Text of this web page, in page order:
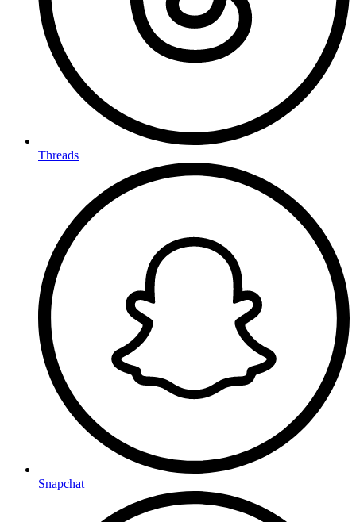
Threads
Snapchat